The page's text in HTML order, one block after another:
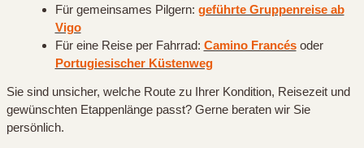
Für gemeinsames Pilgern: geführte Gruppenreise ab
Vigo
Für eine Reise per Fahrrad: Camino Francésoder
Portugiesischer Küstenweg
Sie sind unsicher, welche Route zu Ihrer Kondition, Reisezeit und
gewünschten Etappenlänge passt? Gerne beraten wir Sie
persönlich.